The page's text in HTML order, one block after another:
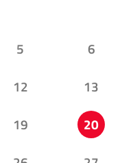
5 6
12 13
19 20